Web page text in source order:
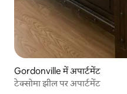
Gordonville में अपार्टमेंट
टेक्सोमा झील पर अपार्टमेंट